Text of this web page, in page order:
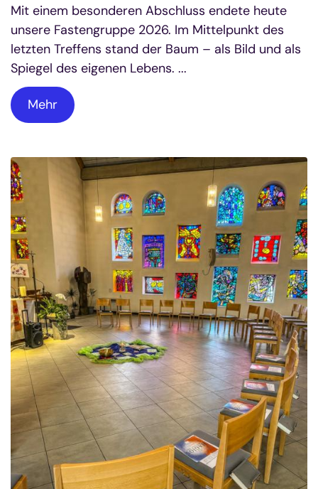
Mit einem besonderen Abschluss endete heute
unsere Fastengruppe 2026. Im Mittelpunkt des
letzten Treffens stand der Baum – als Bild und als
Spiegel des eigenen Lebens. ...
Mehr